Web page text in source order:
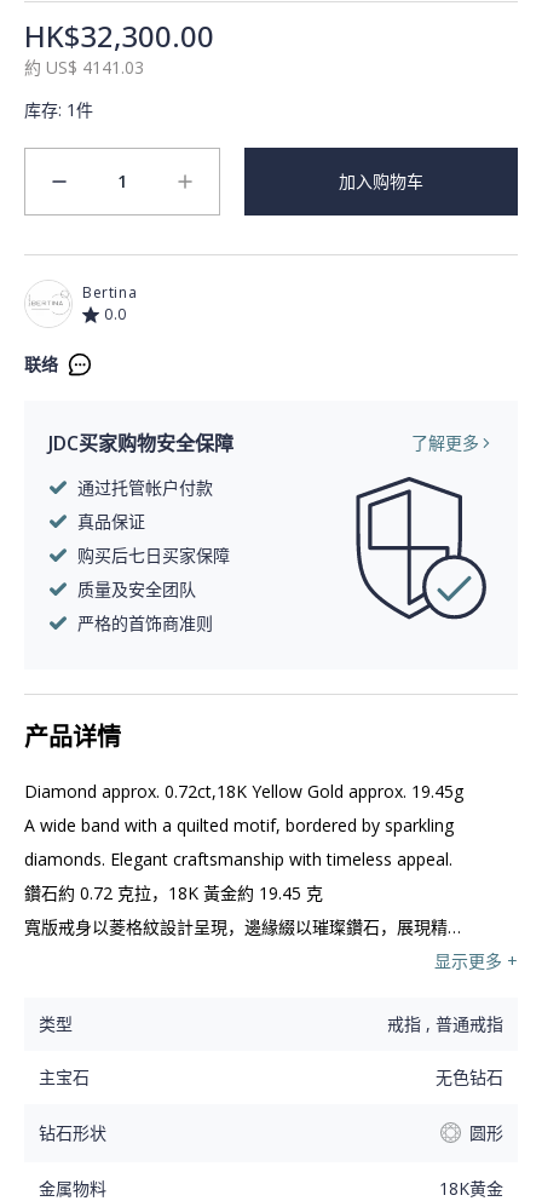
HK$32,300.00
約 US$ 4141.03
库存: 1件
minus 1 plus 加入购物车
Bertina
0.0
联络
JDC买家购物安全保障
了解更多
通过托管帐户付款
真品保证
购买后七日买家保障
质量及安全团队
严格的首饰商准则
产品详情
Diamond approx. 0.72ct,18K Yellow Gold approx. 19.45g
A wide band with a quilted motif, bordered by sparkling
diamonds. Elegant craftsmanship with timeless appeal.
鑽石約 0.72 克拉，18K 黃金約 19.45 克
寬版戒身以菱格紋設計呈現，邊緣綴以璀璨鑽石，展現精緻
显示更多 +
类型 戒指 , 普通戒指
主宝石 无色钻石
钻石形状 圆形
金属物料 18K黄金